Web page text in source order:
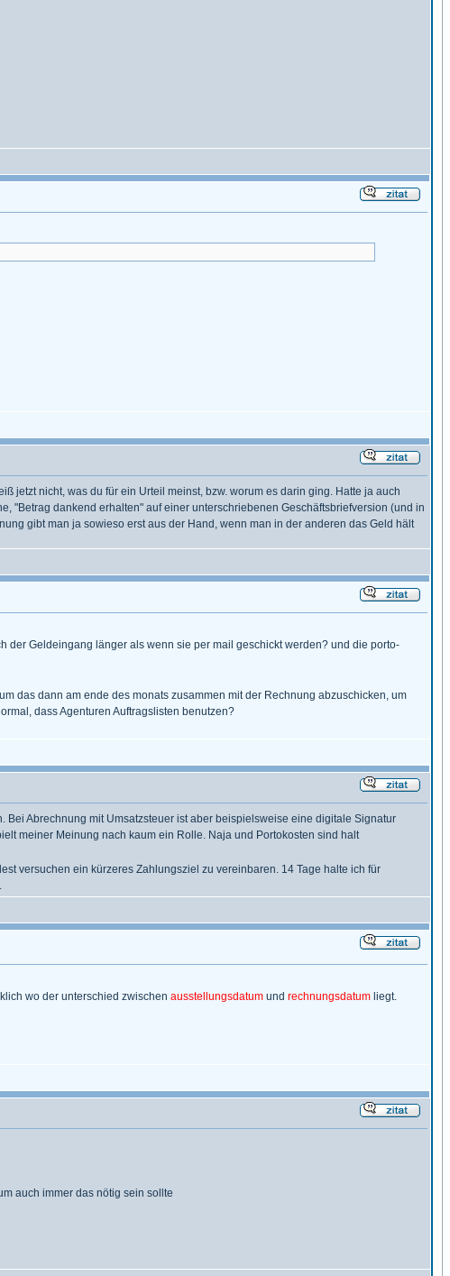
jetzt nicht, was du für ein Urteil meinst, bzw. worum es darin ging. Hatte ja auch
"Betrag dankend erhalten" auf einer unterschriebenen Geschäftsbriefversion (und in
gibt man ja sowieso erst aus der Hand, wenn man in der anderen das Geld hält
der Geldeingang länger als wenn sie per mail geschickt werden? und die porto-
das dann am ende des monats zusammen mit der Rechnung abzuschicken, um
dass Agenturen Auftragslisten benutzen?
Bei Abrechnung mit Umsatzsteuer ist aber beispielsweise eine digitale Signatur
meiner Meinung nach kaum ein Rolle. Naja und Portokosten sind halt
versuchen ein kürzeres Zahlungsziel zu vereinbaren. 14 Tage halte ich für
wo der unterschied zwischen ausstellungsdatum und rechnungsdatum liegt.
auch immer das nötig sein sollte